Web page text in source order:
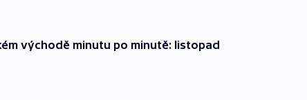
východě minutu po minutě: listopad